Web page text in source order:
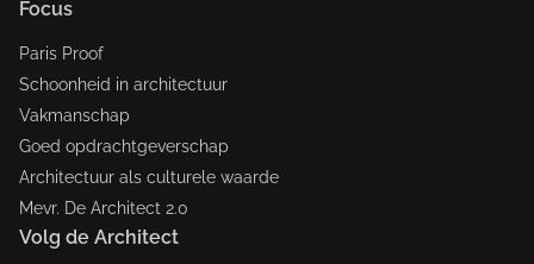
Focus
Paris Proof
Schoonheid in architectuur
Vakmanschap
Goed opdrachtgeverschap
Architectuur als culturele waarde
Mevr. De Architect 2.0
Volg de Architect